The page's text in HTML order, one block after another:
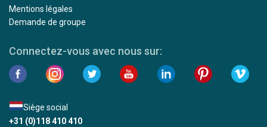
Mentions légales
Demande de groupe
Connectez-vous avec nous sur:
Siège social
+31 (0)118 410 410